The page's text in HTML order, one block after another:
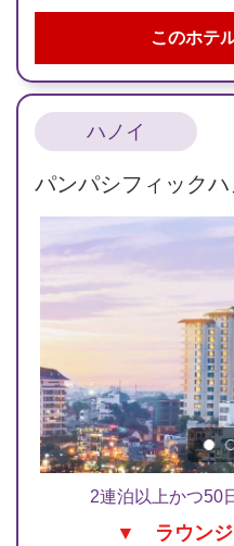
このホテ
ハノイ
パンパシフィックハ
2連泊以上かつ50
▼ ラウン